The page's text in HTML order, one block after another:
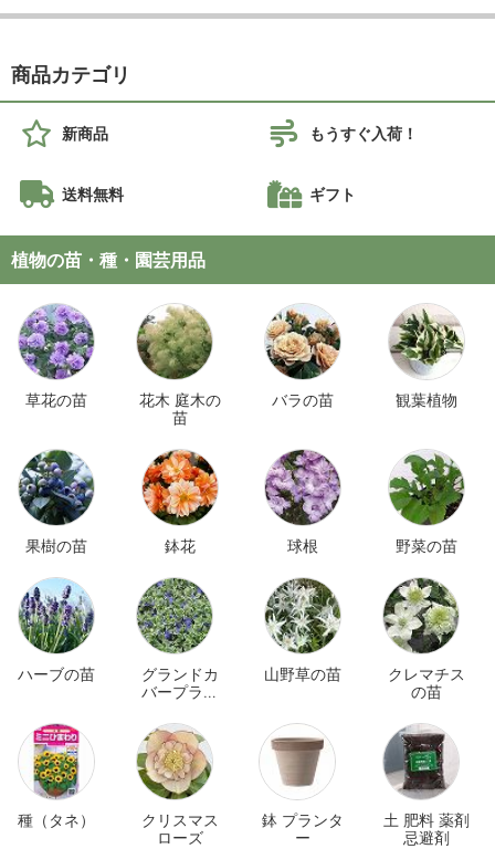
商品カテゴリ
新商品 もうすぐ入荷！
送料無料 ギフト
植物の苗・種・園芸用品
草花の苗
花木 庭木の
苗
バラの苗 観葉植物
果樹の苗 鉢花 球根 野菜の苗
ハーブの苗
グランドカ
バープラン
山野草の苗
クレマチス
の苗
種（タネ）
クリスマス
ローズ
鉢 プランタ
ー
土 肥料 薬剤
忌避剤